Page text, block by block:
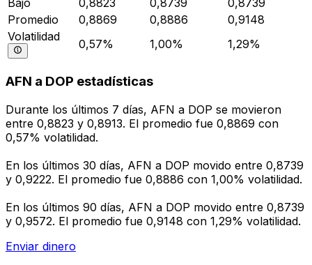
Promedio
0,8869 0,8886
0,9148
Volatilidad
0,57% 1,00% 1,29%
AFN a DOP estadísticas
Durante los últimos 7 días, AFN a DOP se movieron
entre 0,8823 y 0,8913. El promedio fue 0,8869 con
0,57% volatilidad.
En los últimos 30 días, AFN a DOP movido entre 0,8739
y 0,9222. El promedio fue 0,8886 con 1,00% volatilidad.
En los últimos 90 días, AFN a DOP movido entre 0,8739
y 0,9572. El promedio fue 0,9148 con 1,29% volatilidad.
Enviar dinero